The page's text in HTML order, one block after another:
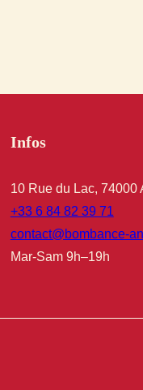
Infos
10 Rue du Lac, 74000
+33 6 84 82 39 71
contact@bombance-
Mar-Sam 9h–19h